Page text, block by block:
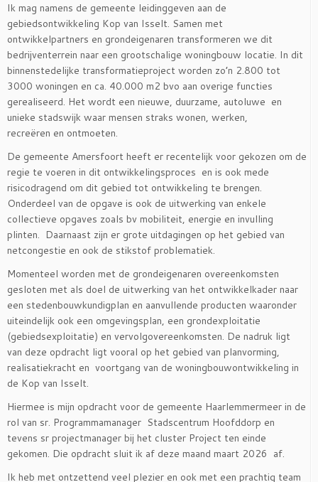
Ik mag namens de gemeente leidinggeven aan de
gebiedsontwikkeling Kop van Isselt. Samen met
ontwikkelpartners en grondeigenaren transformeren we dit
bedrijventerrein naar een grootschalige woningbouw locatie. In dit
binnenstedelijke transformatieproject worden zo’n 2.800 tot
3000 woningen en ca. 40.000 m2 bvo aan overige functies
gerealiseerd. Het wordt een nieuwe, duurzame, autoluwe en
unieke stadswijk waar mensen straks wonen, werken,
recreëren en ontmoeten.
De gemeente Amersfoort heeft er recentelijk voor gekozen om de
regie te voeren in dit ontwikkelingsproces en is ook mede
risicodragend om dit gebied tot ontwikkeling te brengen.
Onderdeel van de opgave is ook de uitwerking van enkele
collectieve opgaves zoals bv mobiliteit, energie en invulling
plinten. Daarnaast zijn er grote uitdagingen op het gebied van
netcongestie en ook de stikstof problematiek.
Momenteel worden met de grondeigenaren overeenkomsten
gesloten met als doel de uitwerking van het ontwikkelkader naar
een stedenbouwkundigplan en aanvullende producten waaronder
uiteindelijk ook een omgevingsplan, een grondexploitatie
(gebiedsexploitatie) en vervolgovereenkomsten. De nadruk ligt
van deze opdracht ligt vooral op het gebied van planvorming,
realisatiekracht en voortgang van de woningbouwontwikkeling in
de Kop van Isselt.
Hiermee is mijn opdracht voor de gemeente Haarlemmermeer in de
rol van sr. Programmamanager Stadscentrum Hoofddorp en
tevens sr projectmanager bij het cluster Project ten einde
gekomen. Die opdracht sluit ik af deze maand maart 2026 af.
Ik heb met ontzettend veel plezier en ook met een prachtig team